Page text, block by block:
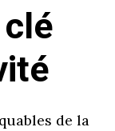
de la